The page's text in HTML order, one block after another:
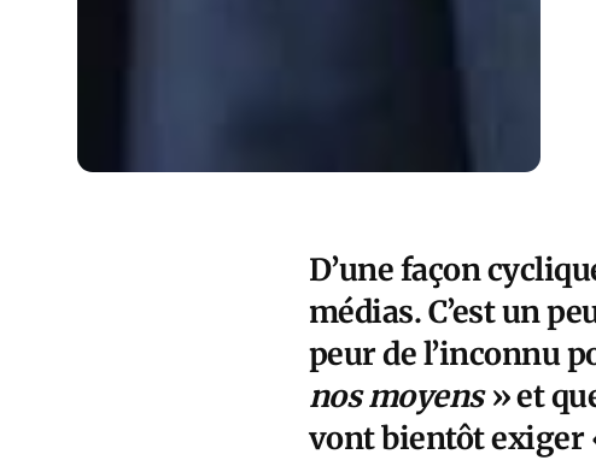
D’une façon
médias. C’est un
peur de l’inconnu
nos moyens» et
vont bientôt exiger